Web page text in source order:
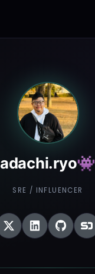
adachi.ryo👾
SRE / INFLUENCER